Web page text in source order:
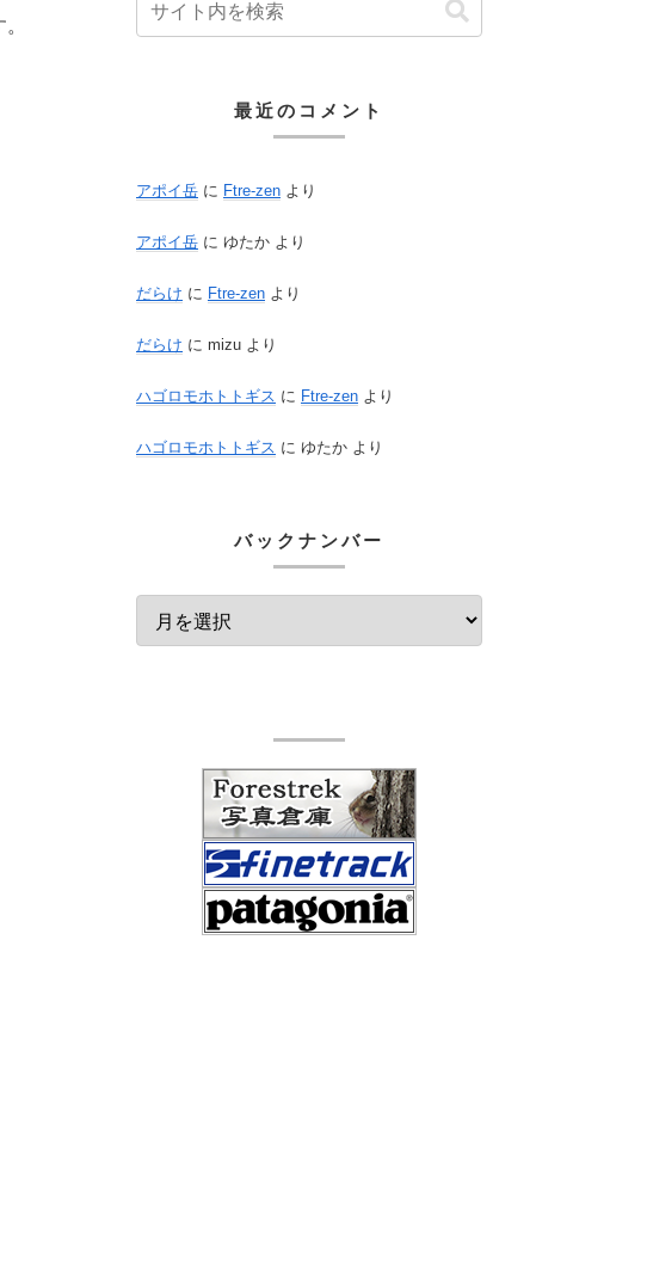
最近のコメント
アポイ岳 に Ftre-zen より
アポイ岳 に ゆたか より
だらけ に Ftre-zen より
だらけ に mizu より
ハゴロモホトトギス に Ftre-zen より
ハゴロモホトトギス に ゆたか より
バックナンバー